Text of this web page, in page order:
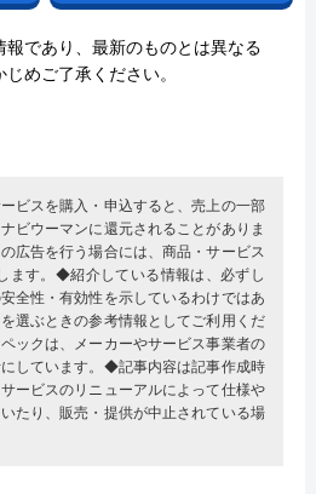
であり、最新のものとは異なる
めご了承ください。
ビスを購入・申込すると、売上の一部
ビウーマンに還元されることがありま
広告を行う場合には、商品・サービス
ます。◆紹介している情報は、必ずし
全性・有効性を示しているわけではあ
選ぶときの参考情報としてご利用くだ
ックは、メーカーやサービス事業者の
しています。◆記事内容は記事作成時
ービスのリニューアルによって仕様や
たり、販売・提供が中止されている場